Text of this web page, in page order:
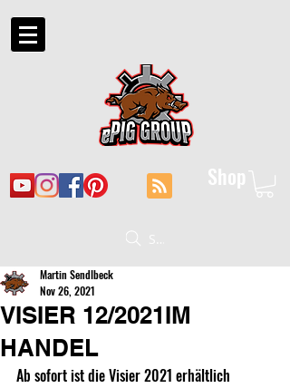
Shop
Suche
VISIER 12/2021IM
HANDEL
Martin Sendlbeck
Nov 26, 2021
Ab sofort ist die Visier 2021 erhältlich